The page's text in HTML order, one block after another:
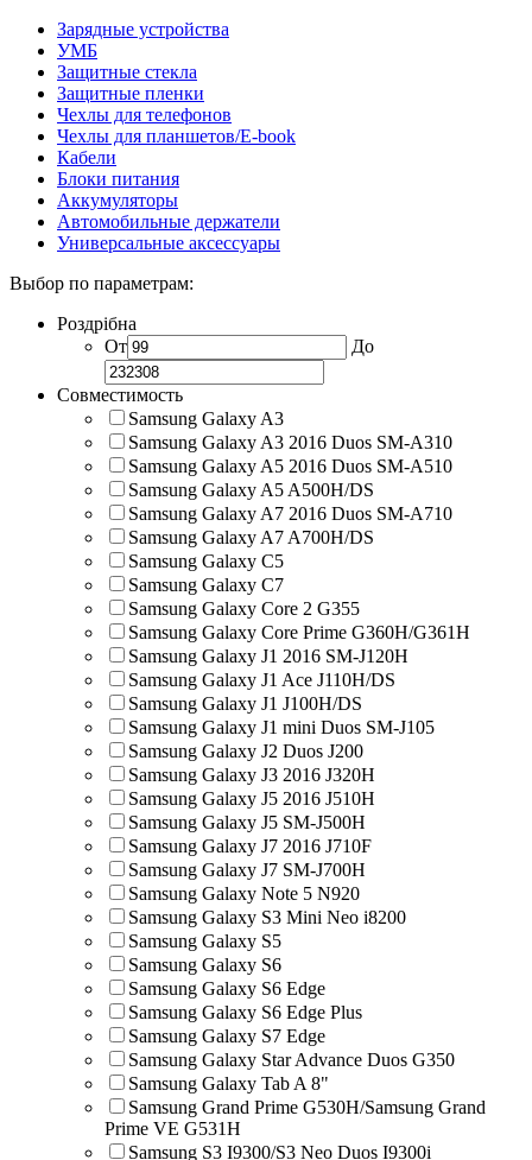
Зарядные устройства
УМБ
Защитные стекла
Защитные пленки
Чехлы для телефонов
Чехлы для планшетов/E-book
Кабели
Блоки питания
Аккумуляторы
Автомобильные держатели
Универсальные аксессуары
Выбор по параметрам:
Роздрібна
От
До
Совместимость
Samsung Galaxy A3
Samsung Galaxy A3 2016 Duos SM-A310
Samsung Galaxy A5 2016 Duos SM-A510
Samsung Galaxy A5 A500H/DS
Samsung Galaxy A7 2016 Duos SM-A710
Samsung Galaxy A7 A700H/DS
Samsung Galaxy C5
Samsung Galaxy C7
Samsung Galaxy Core 2 G355
Samsung Galaxy Core Prime G360H/G361H
Samsung Galaxy J1 2016 SM-J120H
Samsung Galaxy J1 Ace J110H/DS
Samsung Galaxy J1 J100H/DS
Samsung Galaxy J1 mini Duos SM-J105
Samsung Galaxy J2 Duos J200
Samsung Galaxy J3 2016 J320H
Samsung Galaxy J5 2016 J510H
Samsung Galaxy J5 SM-J500H
Samsung Galaxy J7 2016 J710F
Samsung Galaxy J7 SM-J700H
Samsung Galaxy Note 5 N920
Samsung Galaxy S3 Mini Neo i8200
Samsung Galaxy S5
Samsung Galaxy S6
Samsung Galaxy S6 Edge
Samsung Galaxy S6 Edge Plus
Samsung Galaxy S7 Edge
Samsung Galaxy Star Advance Duos G350
Samsung Galaxy Tab A 8"
Samsung Grand Prime G530H/Samsung Grand
Prime VE G531H
Samsung S3 I9300/S3 Neo Duos I9300i